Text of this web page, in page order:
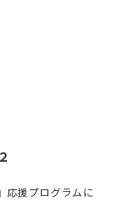
応援プログラムに